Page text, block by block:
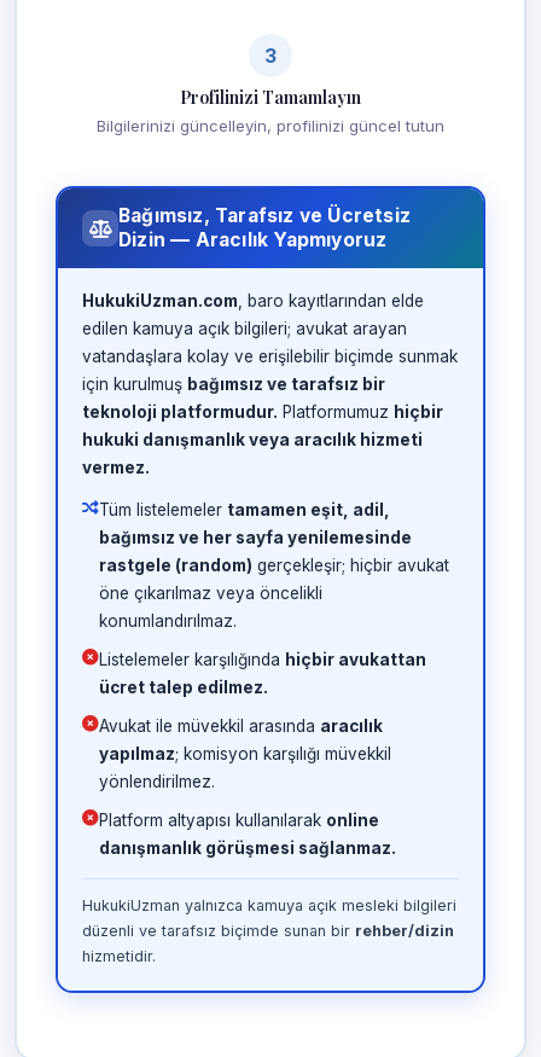
3
Profilinizi Tamamlayın
Bilgilerinizi güncelleyin, profilinizi güncel tutun
Bağımsız, Tarafsız ve Ücretsiz
Dizin — Aracılık Yapmıyoruz
HukukiUzman.com , baro kayıtlarından elde
edilen kamuya açık bilgileri; avukat arayan
vatandaşlara kolay ve erişilebilir biçimde sunmak
için kurulmuş bağımsız ve tarafsız bir
teknoloji platformudur. Platformumuz hiçbir
hukuki danışmanlık veya aracılık hizmeti
vermez.
Tüm listelemeler tamamen eşit, adil,
bağımsız ve her sayfa yenilemesinde
rastgele (random) gerçekleşir; hiçbir avukat
öne çıkarılmaz veya öncelikli
konumlandırılmaz.
Listelemeler karşılığında hiçbir avukattan
ücret talep edilmez.
Avukat ile müvekkil arasında aracılık
yapılmaz; komisyon karşılığı müvekkil
yönlendirilmez.
Platform altyapısı kullanılarak online
danışmanlık görüşmesi sağlanmaz.
HukukiUzman yalnızca kamuya açık mesleki bilgileri
düzenli ve tarafsız biçimde sunan bir rehber/dizin
hizmetidir.